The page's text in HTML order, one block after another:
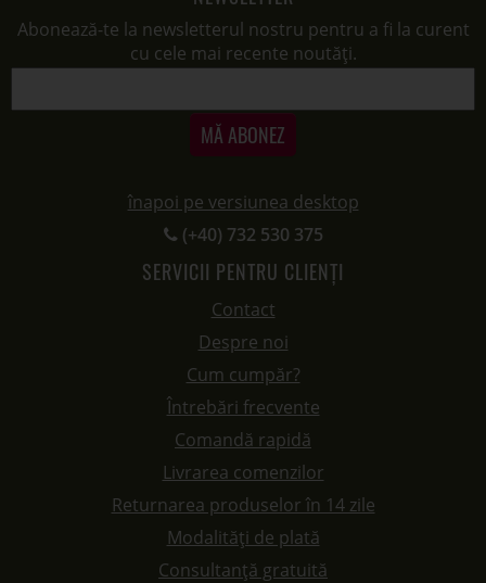
Abonează-te la newsletterul nostru pentru a fi la curent
cu cele mai recente noutăți.
MĂ ABONEZ
înapoi pe versiunea desktop
(+40) 732 530 375
SERVICII PENTRU CLIENȚI
Contact
Despre noi
Cum cumpăr?
Întrebări frecvente
Comandă rapidă
Livrarea comenzilor
Returnarea produselor în 14 zile
Modalități de plată
Consultanță gratuită